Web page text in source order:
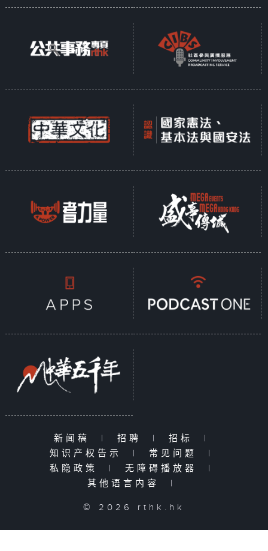
新闻稿 | 招聘 | 招标
|
知识产权告示
| 常见问题
|
私隐政策
| 无障碍播放器
|
其他语言内容
|
© 2026 rthk.hk